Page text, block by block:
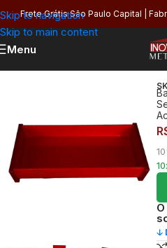
Skip to navigation
Skip to main content
Frete Grátis São Paulo Capital |
Menu
🡣